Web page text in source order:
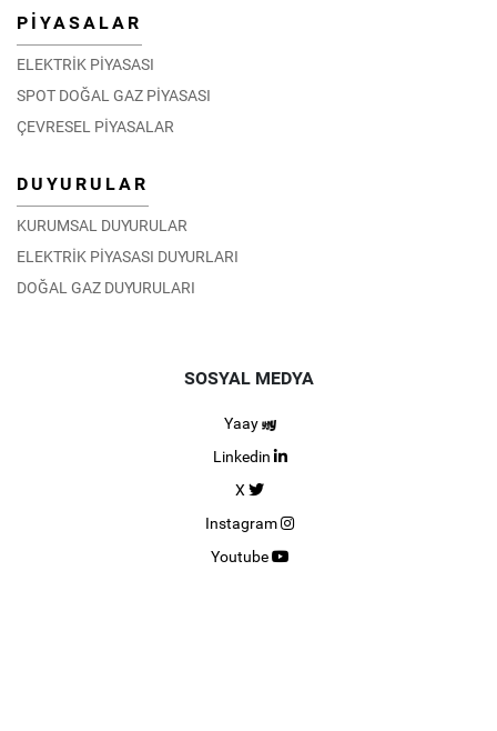
PİYASALAR
ELEKTRİK PİYASASI
SPOT DOĞAL GAZ PİYASASI
ÇEVRESEL PİYASALAR
DUYURULAR
KURUMSAL DUYURULAR
ELEKTRİK PİYASASI DUYURLARI
DOĞAL GAZ DUYURULARI
SOSYAL MEDYA
Yaay
Linkedin
X
Instagram
Youtube